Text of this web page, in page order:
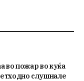
во пожар во куќа
слушнале